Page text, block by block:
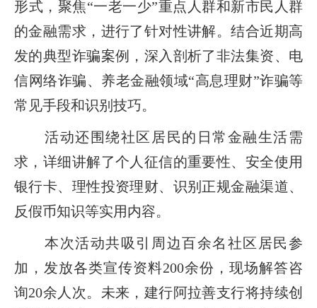
形式，聚焦“一老一少”重点人群和新市民人群
的金融需求，进行了针对性讲解。结合近期高
发的典型诈骗案例，深入剖析了非法集资、电
信网络诈骗、养老金融领域“高息理财”诈骗等
常见手段和识别技巧。
活动还围绕社区居民的日常金融生活需
求，详细讲解了个人征信的重要性、安全使用
银行卡、理性投资理财、识别正规金融渠道、
反假币知识等实用内容。
本次活动共吸引周边百余名社区居民参
加，发放各类宣传资料200余份，现场解答咨
询20余人次。未来，建行阿拉善支行将持续创